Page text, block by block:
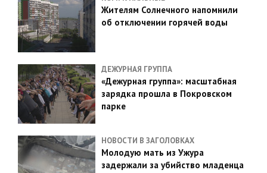
Жителям Солнечного напомнили
об отключении горячей воды
ДЕЖУРНАЯ ГРУППА
«Дежурная группа»: масштабная
зарядка прошла в Покровском
парке
НОВОСТИ В ЗАГОЛОВКАХ
Молодую мать из Ужура
задержали за убийство младенца